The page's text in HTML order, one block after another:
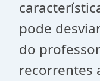
pode
do
recorrentes